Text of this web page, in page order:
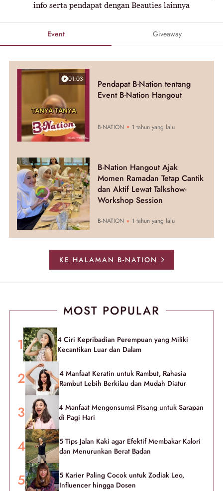
info serta pendapat dengan Beauties lainnya
Event Giveaway
01:03
Pendapat B-Nation tentang
Event B-Nation Hangout
B-NATION 1 tahun yang lalu
B-Nation Hangout Ajak
Momen Ramadan Tetap Cantik
dan Aktif Lewat Talkshow-
Workshop Session
B-NATION 1 tahun yang lalu
KE HALAMAN B-NATION
MOST POPULAR
4 Ciri Kepribadian Perempuan yang Miliki
Kecantikan Luar dan Dalam
4 Manfaat Keratin untuk Rambut, Rahasia
Rambut Lebih Berkilau dan Mudah Diatur
4 Manfaat Mengonsumsi Pisang untuk Sarapan
di Pagi Hari
5 Tips Jalan Kaki agar Efektif Membakar Kalori
dan Menurunkan Berat Badan
5 Karier Paling Cocok untuk Zodiak Leo,
Influencer hingga Dosen